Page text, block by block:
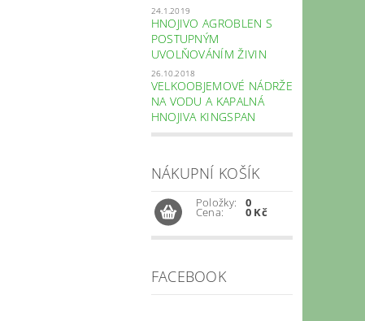
24.1.2019
HNOJIVO AGROBLEN S
POSTUPNÝM
UVOLŇOVÁNÍM ŽIVIN
26.10.2018
VELKOOBJEMOVÉ NÁDRŽE
NA VODU A KAPALNÁ
HNOJIVA KINGSPAN
NÁKUPNÍ KOŠÍK
Položky:
Cena:
0
0 Kč
FACEBOOK